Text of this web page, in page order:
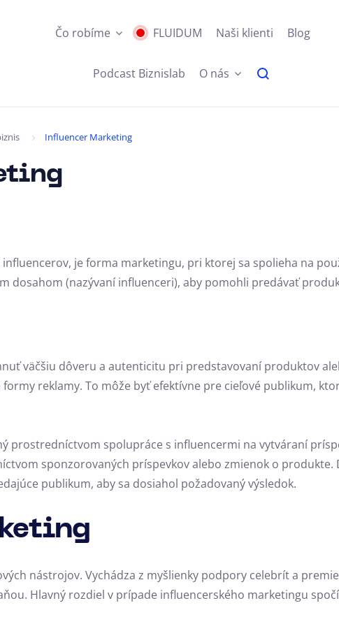
Čo robíme FLUIDUM Naši klienti Blog
Podcast Biznislab O nás
Influencer Marketing
je forma marketingu, pri ktorej sa spolieha na
dosahom (nazývaní influenceri), aby pomohli predávať
väčšiu dôveru a autenticitu pri predstavovaní produktov
reklamy. To môže byť efektívne pre cieľové publikum,
prostredníctvom spolupráce s influencermi na vytváraní
sponzorovaných príspevkov alebo zmienok o
publikum, aby sa dosiahol požadovaný výsledok.
nástrojov. Vychádza z myšlienky podpory celebrít a
Hlavný rozdiel v prípade influencerského marketingu